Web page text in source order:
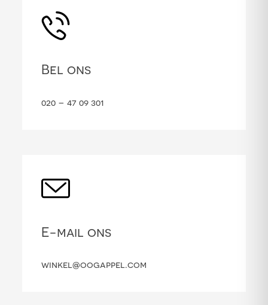
Bel ons
020 – 47 09 301
E-mail ons
winkel@oogappel.com